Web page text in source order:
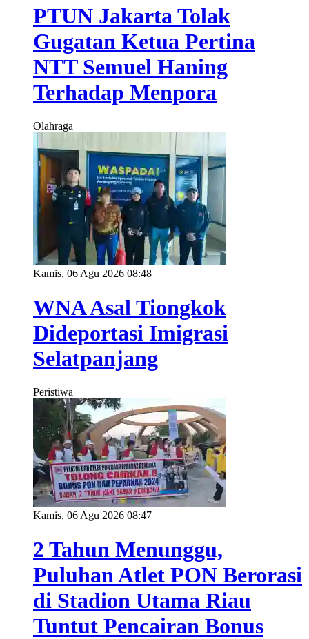
PTUN Jakarta Tolak
Gugatan Ketua Pertina
NTT Semuel Haning
Terhadap Menpora
Olahraga
Kamis, 06 Agu 2026 08:48
WNA Asal Tiongkok
Dideportasi Imigrasi
Selatpanjang
Peristiwa
Kamis, 06 Agu 2026 08:47
2 Tahun Menunggu,
Puluhan Atlet PON Berorasi
di Stadion Utama Riau
Tuntut Pencairan Bonus